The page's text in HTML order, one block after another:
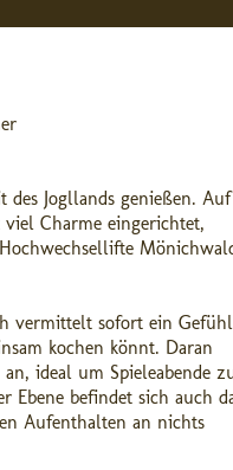
Jogllands genießen. Auf
Charme eingerichtet,
vermittelt sofort ein Gefühl
kochen könnt. Daran
ideal um Spieleabende
Ebene befindet sich auch
Aufenthalten an nichts